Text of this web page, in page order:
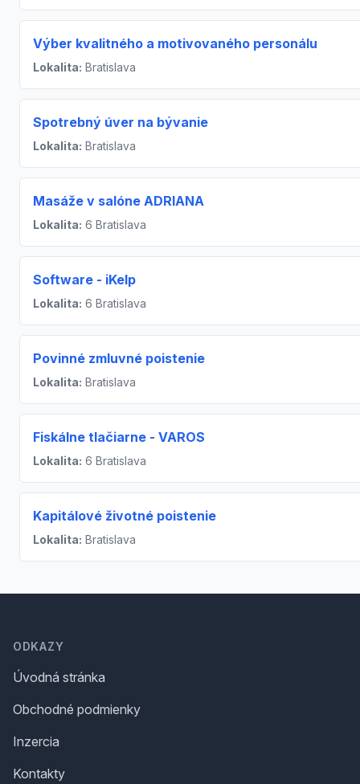
Výber kvalitného a motivovaného personálu
Lokalita: Bratislava
Spotrebný úver na bývanie
Lokalita: Bratislava
Masáže v salóne ADRIANA
Lokalita: 6 Bratislava
Software - iKelp
Lokalita: 6 Bratislava
Povinné zmluvné poistenie
Lokalita: Bratislava
Fiskálne tlačiarne - VAROS
Lokalita: 6 Bratislava
Kapitálové životné poistenie
Lokalita: Bratislava
ODKAZY
Úvodná stránka
Obchodné podmienky
Inzercia
Kontakty